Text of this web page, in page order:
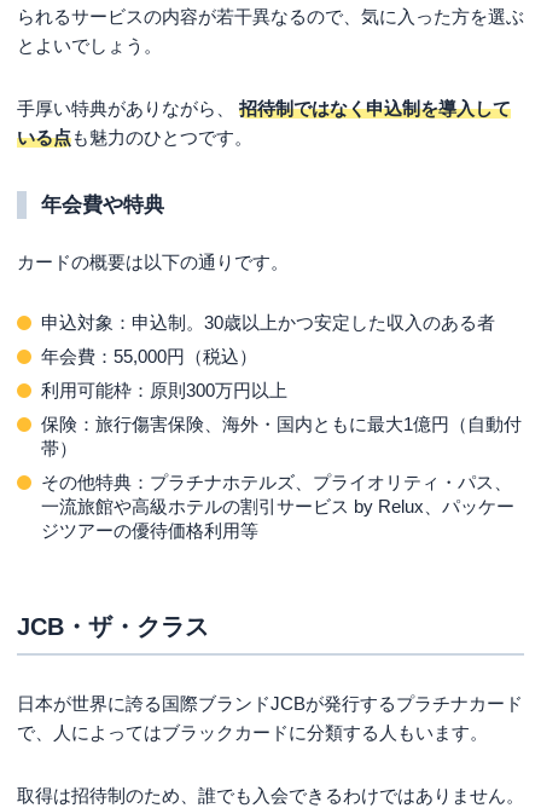
られるサービスの内容が若干異なるので、気に入った方を選ぶ
とよいでしょう。
手厚い特典がありながら、 招待制ではなく申込制を導入して
いる点も魅力のひとつです。
年会費や特典
カードの概要は以下の通りです。
申込対象：申込制。30歳以上かつ安定した収入のある者
年会費：55,000円（税込）
利用可能枠：原則300万円以上
保険：旅行傷害保険、海外・国内ともに最大1億円（自動付
帯）
その他特典：プラチナホテルズ、プライオリティ・パス、
一流旅館や高級ホテルの割引サービス by Relux、パッケー
ジツアーの優待価格利用等
JCB・ザ・クラス
日本が世界に誇る国際ブランドJCBが発行するプラチナカード
で、人によってはブラックカードに分類する人もいます。
取得は招待制のため、誰でも入会できるわけではありません。